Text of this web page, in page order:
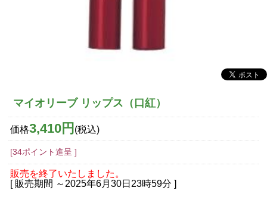
マイオリーブ リップス（口紅）
価格3,410円 (税込)
[34ポイント進呈 ]
販売を終了いたしました。
[ 販売期間 ～ 2025年6月30日23時59分 ]